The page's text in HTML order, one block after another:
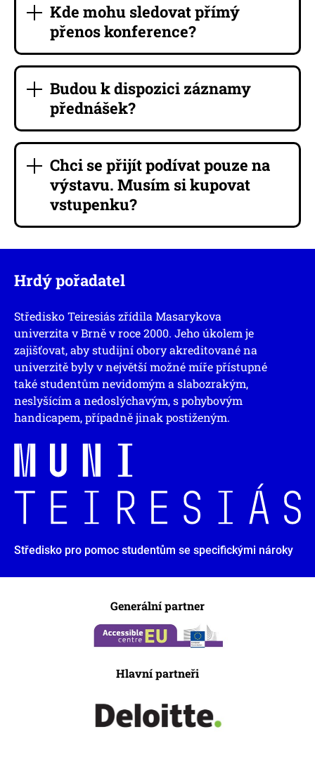
Kde mohu sledovat přímý
přenos konference?
Budou k dispozici záznamy
přednášek?
Chci se přijít podívat pouze na
výstavu. Musím si kupovat
vstupenku?
Hrdý pořadatel
Středisko Teiresiás zřídila Masarykova
univerzita v Brně v roce 2000. Jeho úkolem je
zajišťovat, aby studijní obory akreditované na
univerzitě byly v největší možné míře přístupné
také studentům nevidomým a slabozrakým,
neslyšícím a nedoslýchavým, s pohybovým
handicapem, případně jinak postiženým.
Středisko pro pomoc studentům se specifickými nároky
Generální partner
Hlavní partneři